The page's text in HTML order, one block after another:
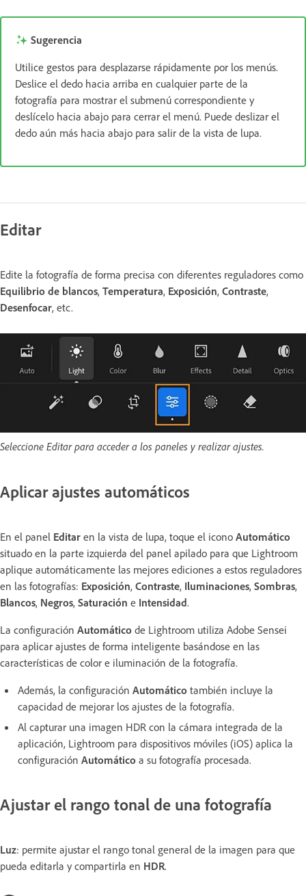
Sugerencia
Utilice gestos para desplazarse rápidamente por los menús.
Deslice el dedo hacia arriba en cualquier parte de la
fotografía para mostrar el submenú correspondiente y
deslícelo hacia abajo para cerrar el menú. Puede deslizar el
dedo aún más hacia abajo para salir de la vista de lupa.
Editar
Edite la fotografía de forma precisa con diferentes reguladores como
Equilibrio de blancos, Temperatura, Exposición, Contraste,
Desenfocar, etc.
Seleccione Editar para acceder a los paneles y realizar ajustes.
Aplicar ajustes automáticos
En el panel Editar en la vista de lupa, toque el icono Automático
situado en la parte izquierda del panel apilado para que Lightroom
aplique automáticamente las mejores ediciones a estos reguladores
en las fotografías: Exposición, Contraste, Iluminaciones, Sombras,
Blancos, Negros, Saturación e Intensidad.
La configuración Automático de Lightroom utiliza Adobe Sensei
para aplicar ajustes de forma inteligente basándose en las
características de color e iluminación de la fotografía.
Además, la configuración Automático también incluye la
capacidad de mejorar los ajustes de la fotografía.
Al capturar una imagen HDR con la cámara integrada de la
aplicación, Lightroom para dispositivos móviles (iOS) aplica la
configuración Automático a su fotografía procesada.
Ajustar el rango tonal de una fotografía
Luz: permite ajustar el rango tonal general de la imagen para que
pueda editarla y compartirla en HDR.